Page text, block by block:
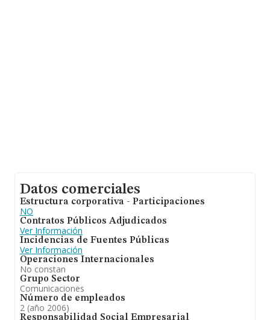
Datos comerciales
Estructura corporativa - Participaciones
NO
Contratos Públicos Adjudicados
Ver Información
Incidencias de Fuentes Públicas
Ver Información
Operaciones Internacionales
No constan
Grupo Sector
Comunicaciones
Número de empleados
2 (año 2006)
Responsabilidad Social Empresarial